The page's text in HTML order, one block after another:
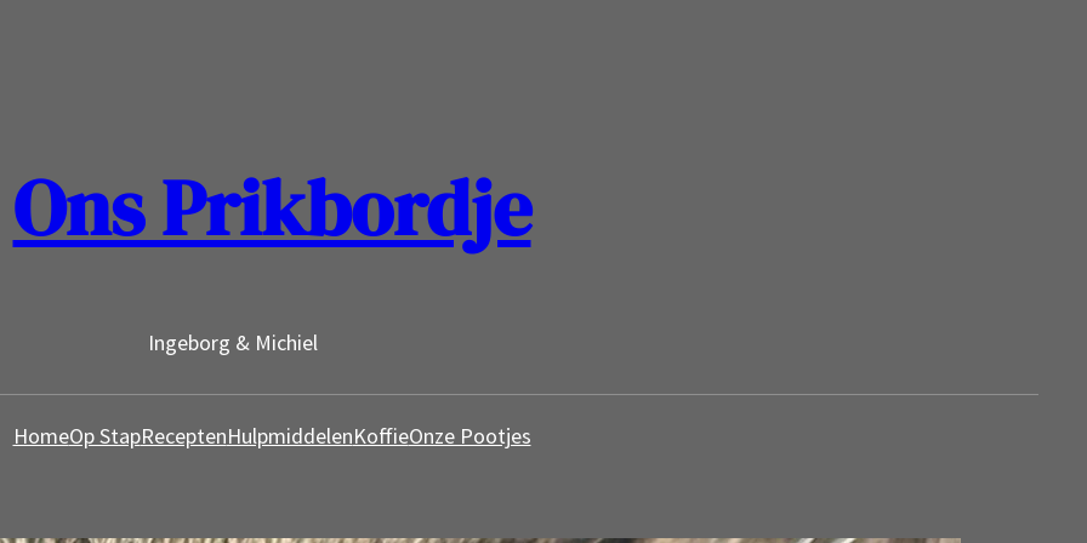
Ons Prikbordje
Ingeborg & Michiel
HomeOp StapReceptenHulpmiddelenKoffieOnze Pootjes